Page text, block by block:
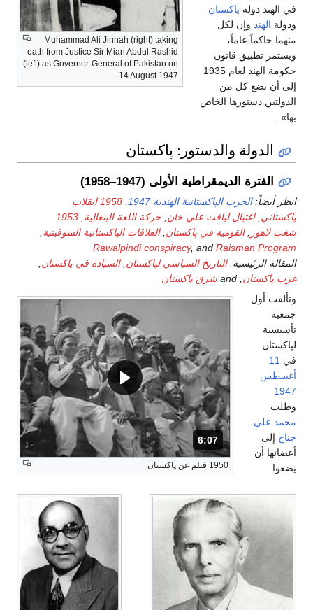
Muhammad Ali Jinnah (right) taking
oath from Justice Sir Mian Abdul Rashid
(left) as Governor-General of Pakistan on
14 August 1947
في الهند دولة پاكستان
ودولة الهند وإن لكل
منهما حاكماً عاماً،
ويستمر تطبيق قانون
حكومة الهند لعام 1935
إلى أن تضع كل من
الدولتين دستورها الخاص
بها».
الدولة والدستور: پاكستان
الفترة الديمقراطية الأولى (1947–1958)
انظر أيضاً:الحرب الپاكستانية الهندية 1947
1958 انقلاب
پاكستاني ,اغتيال لياقت علي خان حركة اللغة البنغالية 1953
شغب لاهور
,القومية في پاكستان ,العلاقات الپاكستانية السوڤيتية
Rawalpindi conspiracy, and Raisman Program
المقالة الرئيسية:التاريخ السياسي لپاكستان ,السيادة في پاكستان
غرب پاكستان
شرق پاكستان
المدة: دقائق و 7 ثواني.
6:07
1950 فيلم عن پاكستان
وتألفت أول
جمعية
تأسيسية
لپاكستان
في 11
أغسطس
1947
وطلب
محمد علي
جناح إلى
أعضائها أن
يضعوا